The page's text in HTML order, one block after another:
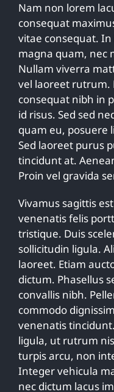
Nam non lorem
consequat
vitae consequat.
magna quam, nec
Nullam viverra
vel laoreet rutrum.
consequat nibh in
id risus. Sed sed
quam eu, posuere
Sed laoreet purus
tincidunt at.
Proin vel gravida
Vivamus sagittis
venenatis felis
tristique. Duis
sollicitudin ligula.
laoreet. Etiam
dictum. Phasellus
convallis nibh.
commodo
venenatis
ligula, ut rutrum
turpis arcu, non
Integer vehicula
nec dictum lacus